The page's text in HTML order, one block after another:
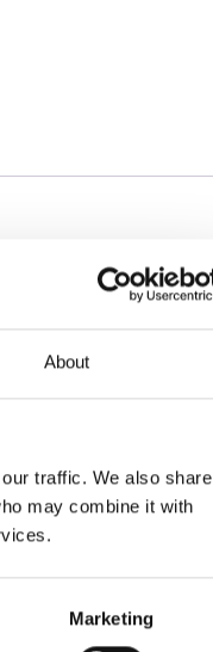
About
traffic. We also share
may combine it with
Marketing